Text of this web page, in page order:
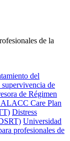
de la
del
de
de Régimen
ALACC Care Plan
Distress
Universidad
profesionales de